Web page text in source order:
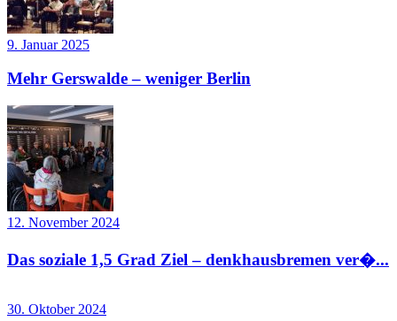
9. Januar 2025
Mehr Gerswalde – weniger Berlin
12. November 2024
Das soziale 1,5 Grad Ziel – denkhausbremen ver�...
30. Oktober 2024